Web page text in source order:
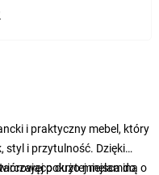
i praktyczny mebel, który
styl i przytulność. Dzięki
dużo miejsca do
pokrytej melaminą o